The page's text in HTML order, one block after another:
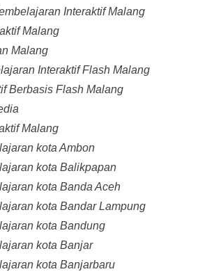
Interaktif Malang
Malang
Malang
Interaktif Flash Malang
Berbasis Flash Malang
Malang
kota Ambon
kota Balikpapan
kota Banda Aceh
kota Bandar Lampung
kota Bandung
kota Banjar
kota Banjarbaru